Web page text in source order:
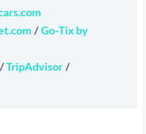
/Go-Tix by
/TripAdvisor /